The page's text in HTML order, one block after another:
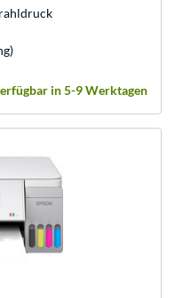
in 5-9 Werktagen